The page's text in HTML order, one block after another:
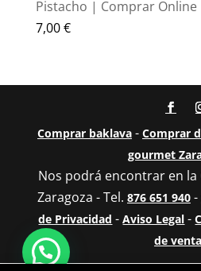
Pistacho | Comprar Online
7,00€
Comprar baklava- Comprar
gourmet
Nos podrá encontrar en la
Zaragoza - Tel. 876 651 940-
de Privacidad -Aviso Legal -
de venta